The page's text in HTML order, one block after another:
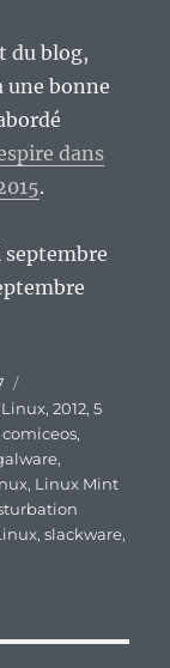
du blog,
une bonne
dans
.
septembre
,2012,5
comiceos,
,
, Linux Mint
,slackware,